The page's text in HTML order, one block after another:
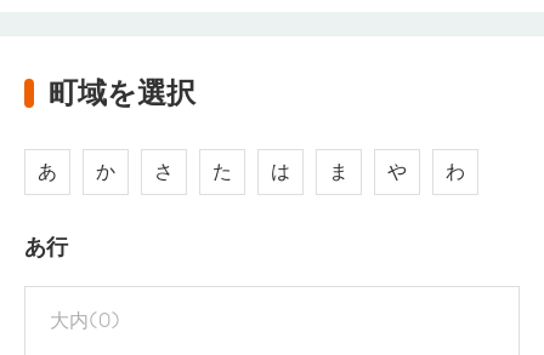
町域を選択
あ か さ た は ま や わ
あ行
大内(0)